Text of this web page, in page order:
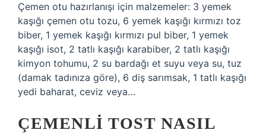
Çemen otu hazırlanışı için malzemeler: 3 yemek
kaşığı çemen otu tozu, 6 yemek kaşığı kırmızı toz
biber, 1 yemek kaşığı kırmızı pul biber, 1 yemek
kaşığı isot, 2 tatlı kaşığı karabiber, 2 tatlı kaşığı
kimyon tohumu, 2 su bardağı et suyu veya su, tuz
(damak tadınıza göre), 6 diş sarımsak, 1 tatlı kaşığı
yedi baharat, ceviz veya…
ÇEMENLI TOST NASIL